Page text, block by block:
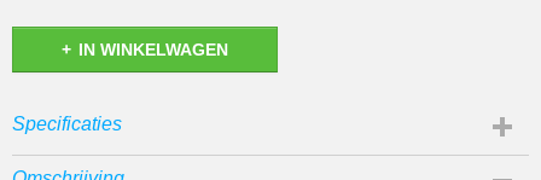
IN WINKELWAGEN
Specificaties
Afmetingen (l,b,h)